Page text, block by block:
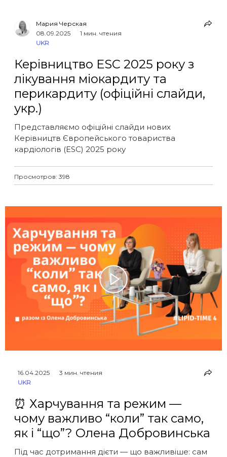
Мария Черская
08.09.2025
1 мин. чтения
UKR
Керівництво ESC 2025 року з
лікування міокардиту та
перикардиту (офіційні слайди,
укр.)
Представляємо офіційні слайди нових
Керівництв Європейського товариства
кардіологів (ESC) 2025 року
Просмотров: 398
16.04.2025
3 мин. чтения
UKR
⏰ Харчування та режим —
чому важливо “коли” так само,
як і “що”? Олена Добровинська
Під час дотримання дієти — що важливіше: сам